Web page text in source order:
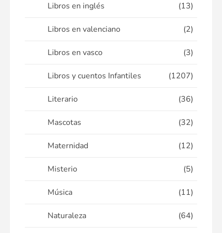
Libros en inglés (13)
Libros en valenciano (2)
Libros en vasco (3)
Libros y cuentos Infantiles (1207)
Literario (36)
Mascotas (32)
Maternidad (12)
Misterio (5)
Música (11)
Naturaleza (64)